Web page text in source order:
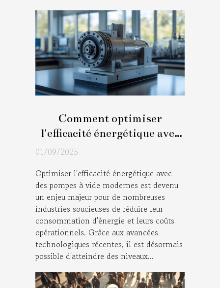
Comment optimiser
l'efficacité énergétique avec
des pompes à vide modernes
01/09/2025
Optimiser l'efficacité énergétique avec
des pompes à vide modernes est devenu
un enjeu majeur pour de nombreuses
industries soucieuses de réduire leur
consommation d'énergie et leurs coûts
opérationnels. Grâce aux avancées
technologiques récentes, il est désormais
possible d'atteindre des niveaux...